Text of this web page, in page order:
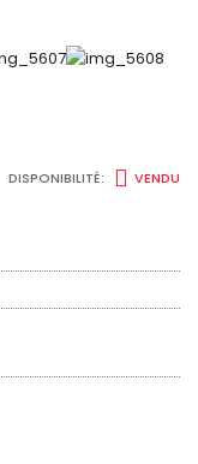
DISPONIBILITÉ: VENDU